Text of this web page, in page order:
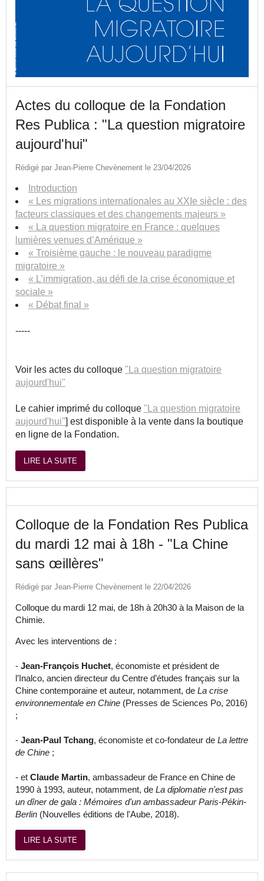
Actes du colloque de la Fondation
Res Publica : "La question migratoire
aujourd'hui"
Rédigé par Jean-Pierre Chevènement le 23/04/2026
Introduction
« Les migrations internationales au XXIe siècle : des
facteurs classiques et des changements majeurs »
« La question migratoire en France : quelques
lumières venues d’Amérique »
« Troisième gauche : le nouveau paradigme
migratoire »
« L’immigration, au défi de la crise économique et
sociale »
« Débat final »
-----
Voir les actes du colloque "La question migratoire
aujourd'hui"
Le cahier imprimé du colloque "La question migratoire
aujourd'hui"] est disponible à la vente dans la boutique
en ligne de la Fondation.
LIRE LA SUITE
Colloque de la Fondation Res Publica
du mardi 12 mai à 18h - "La Chine
sans œillères"
Rédigé par Jean-Pierre Chevènement le 22/04/2026
Colloque du mardi 12 mai, de 18h à 20h30 à la Maison de la
Chimie.
Avec les interventions de :
- Jean-François Huchet, économiste et président de
l’Inalco, ancien directeur du Centre d’études français sur la
Chine contemporaine et auteur, notamment, de La crise
environnementale en Chine (Presses de Sciences Po, 2016)
;
- Jean-Paul Tchang, économiste et co-fondateur de La lettre
de Chine ;
- et Claude Martin, ambassadeur de France en Chine de
1990 à 1993, auteur, notamment, de La diplomatie n'est pas
un dîner de gala : Mémoires d'un ambassadeur Paris-Pékin-
Berlin (Nouvelles éditions de l'Aube, 2018).
LIRE LA SUITE